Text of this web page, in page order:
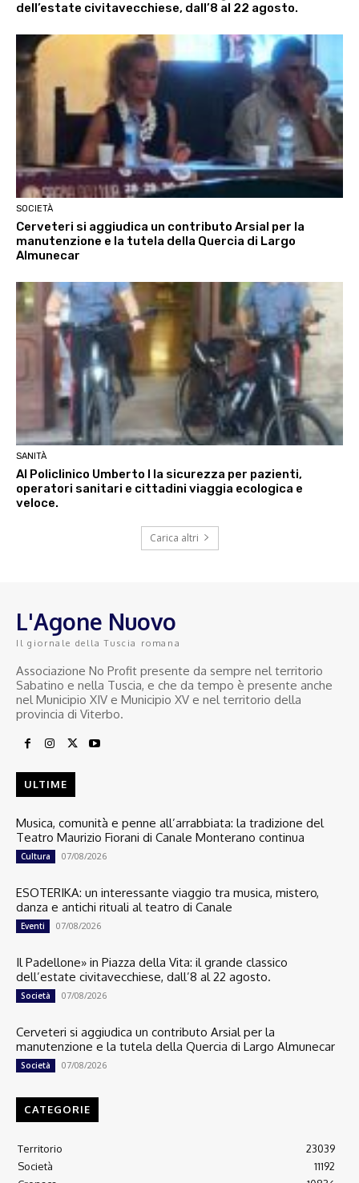
dell’estate civitavecchiese, dall’8 al 22 agosto.
SOCIETÀ
Cerveteri si aggiudica un contributo Arsial per la
manutenzione e la tutela della Quercia di Largo
Almunecar
SANITÀ
Al Policlinico Umberto I la sicurezza per pazienti,
operatori sanitari e cittadini viaggia ecologica e
veloce.
Carica altri
L'Agone Nuovo
Il giornale della Tuscia romana
Associazione No Profit presente da sempre nel territorio
Sabatino e nella Tuscia, e che da tempo è presente anche
nel Municipio XIV e Municipio XV e nel territorio della
provincia di Viterbo.
ULTIME
Musica, comunità e penne all’arrabbiata: la tradizione del
Teatro Maurizio Fiorani di Canale Monterano continua
Cultura 07/08/2026
ESOTERIKA: un interessante viaggio tra musica, mistero,
danza e antichi rituali al teatro di Canale
Eventi 07/08/2026
Il Padellone» in Piazza della Vita: il grande classico
dell’estate civitavecchiese, dall’8 al 22 agosto.
Società 07/08/2026
Cerveteri si aggiudica un contributo Arsial per la
manutenzione e la tutela della Quercia di Largo Almunecar
Società 07/08/2026
CATEGORIE
Territorio
23039
Società
11192